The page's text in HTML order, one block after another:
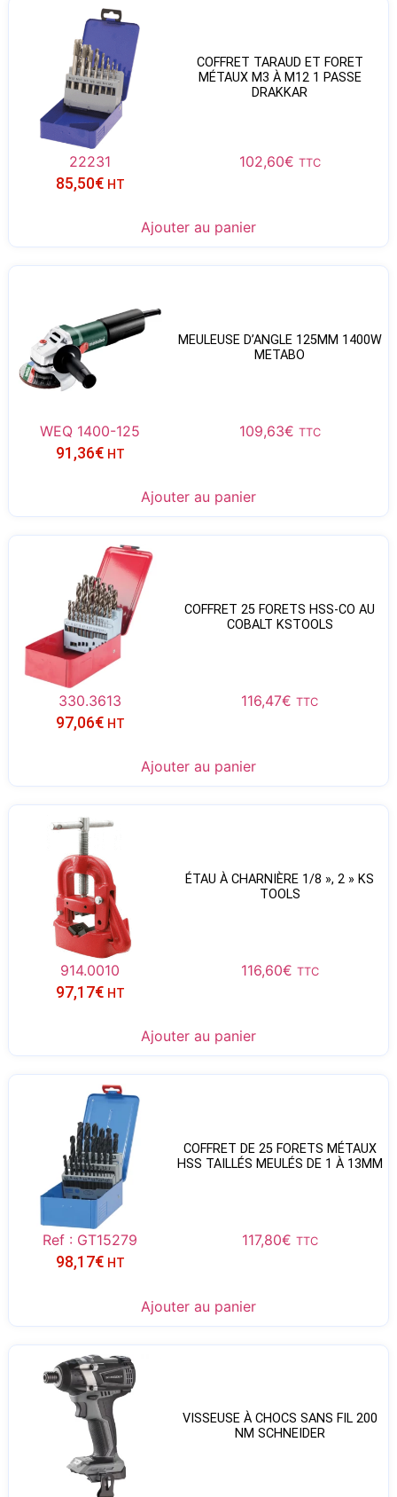
COFFRET TARAUD ET FORET
MÉTAUX M3 À M12 1 PASSE
DRAKKAR
22231 102,60€ TTC
85,50€ HT
Ajouter au panier
MEULEUSE D’ANGLE 125MM 1400W
METABO
WEQ 1400-125 109,63€ TTC
91,36€ HT
Ajouter au panier
COFFRET 25 FORETS HSS-CO AU
COBALT KSTOOLS
330.3613 116,47€ TTC
97,06€ HT
Ajouter au panier
ÉTAU À CHARNIÈRE 1/8 », 2 » KS
TOOLS
914.0010 116,60€ TTC
97,17€ HT
Ajouter au panier
COFFRET DE 25 FORETS MÉTAUX
HSS TAILLÉS MEULÉS DE 1 À 13MM
Ref : GT15279 117,80€ TTC
98,17€ HT
Ajouter au panier
VISSEUSE À CHOCS SANS FIL 200
NM SCHNEIDER